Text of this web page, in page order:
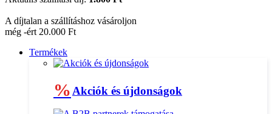
A díjtalan a szállításhoz vásároljon
még -ért 20.000 Ft
Termékek
% Akciók és újdonságok